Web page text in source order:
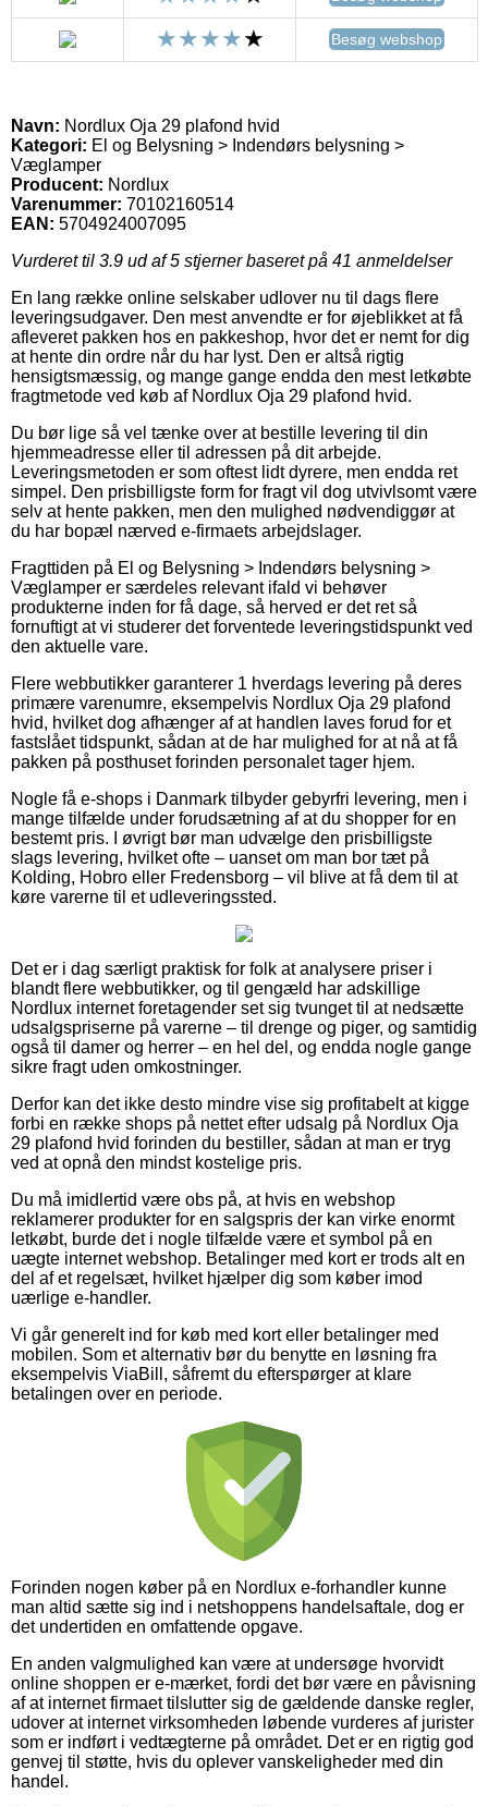
Besøg webshop
Navn: Nordlux Oja 29 plafond hvid
Kategori: El og Belysning > Indendørs belysning >
Væglamper
Producent: Nordlux
Varenummer: 70102160514
EAN: 5704924007095
Vurderet til 3.9 ud af 5 stjerner baseret på 41 anmeldelser
En lang række online selskaber udlover nu til dags flere
leveringsudgaver. Den mest anvendte er for øjeblikket at få
afleveret pakken hos en pakkeshop, hvor det er nemt for dig
at hente din ordre når du har lyst. Den er altså rigtig
hensigtsmæssig, og mange gange endda den mest letkøbte
fragtmetode ved køb af Nordlux Oja 29 plafond hvid.
Du bør lige så vel tænke over at bestille levering til din
hjemmeadresse eller til adressen på dit arbejde.
Leveringsmetoden er som oftest lidt dyrere, men endda ret
simpel. Den prisbilligste form for fragt vil dog utvivlsomt være
selv at hente pakken, men den mulighed nødvendiggør at
du har bopæl nærved e-firmaets arbejdslager.
Fragttiden på El og Belysning > Indendørs belysning >
Væglamper er særdeles relevant ifald vi behøver
produkterne inden for få dage, så herved er det ret så
fornuftigt at vi studerer det forventede leveringstidspunkt ved
den aktuelle vare.
Flere webbutikker garanterer 1 hverdags levering på deres
primære varenumre, eksempelvis Nordlux Oja 29 plafond
hvid, hvilket dog afhænger af at handlen laves forud for et
fastslået tidspunkt, sådan at de har mulighed for at nå at få
pakken på posthuset forinden personalet tager hjem.
Nogle få e-shops i Danmark tilbyder gebyrfri levering, men i
mange tilfælde under forudsætning af at du shopper for en
bestemt pris. I øvrigt bør man udvælge den prisbilligste
slags levering, hvilket ofte – uanset om man bor tæt på
Kolding, Hobro eller Fredensborg – vil blive at få dem til at
køre varerne til et udleveringssted.
Det er i dag særligt praktisk for folk at analysere priser i
blandt flere webbutikker, og til gengæld har adskillige
Nordlux internet foretagender set sig tvunget til at nedsætte
udsalgspriserne på varerne – til drenge og piger, og samtidig
også til damer og herrer – en hel del, og endda nogle gange
sikre fragt uden omkostninger.
Derfor kan det ikke desto mindre vise sig profitabelt at kigge
forbi en række shops på nettet efter udsalg på Nordlux Oja
29 plafond hvid forinden du bestiller, sådan at man er tryg
ved at opnå den mindst kostelige pris.
Du må imidlertid være obs på, at hvis en webshop
reklamerer produkter for en salgspris der kan virke enormt
letkøbt, burde det i nogle tilfælde være et symbol på en
uægte internet webshop. Betalinger med kort er trods alt en
del af et regelsæt, hvilket hjælper dig som køber imod
uærlige e-handler.
Vi går generelt ind for køb med kort eller betalinger med
mobilen. Som et alternativ bør du benytte en løsning fra
eksempelvis ViaBill, såfremt du efterspørger at klare
betalingen over en periode.
Forinden nogen køber på en Nordlux e-forhandler kunne
man altid sætte sig ind i netshoppens handelsaftale, dog er
det undertiden en omfattende opgave.
En anden valgmulighed kan være at undersøge hvorvidt
online shoppen er e-mærket, fordi det bør være en påvisning
af at internet firmaet tilslutter sig de gældende danske regler,
udover at internet virksomheden løbende vurderes af jurister
som er indført i vedtægterne på området. Det er en rigtig god
genvej til støtte, hvis du oplever vanskeligheder med din
handel.